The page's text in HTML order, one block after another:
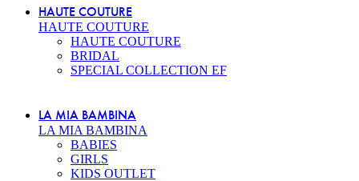
HAUTE COUTURE
HAUTE COUTURE
HAUTE COUTURE
BRIDAL
SPECIAL COLLECTION EF
LA MIA BAMBINA
LA MIA BAMBINA
BABIES
GIRLS
KIDS OUTLET